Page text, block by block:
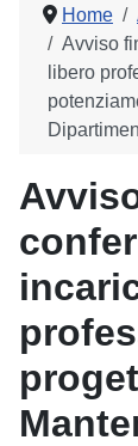
Home
Avviso
libero